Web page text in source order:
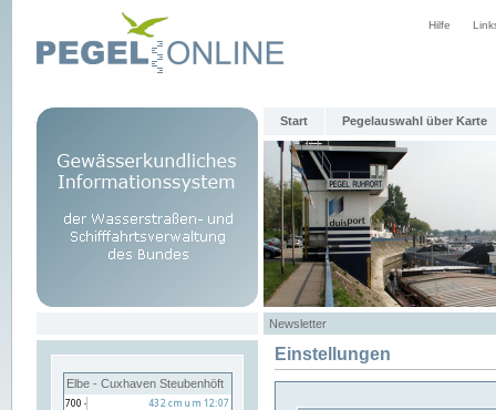
Hilfe
Start Pegelauswahl über Karte
Newsletter
Elbe - Cuxhaven Steubenhöft
Einstellungen